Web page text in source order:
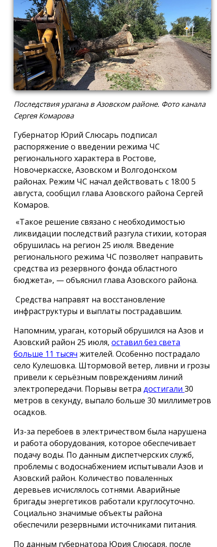
Последствия урагана в Азовском районе. Фото канала
Сергея Комарова
Губернатор Юрий Слюсарь подписал
распоряжение о введении режима ЧС
регионального характера в Ростове,
Новочеркасске, Азовском и Волгодонском
районах. Режим ЧС начал действовать с 18:00 5
августа, сообщил глава Азовского района Сергей
Комаров.
«Такое решение связано с необходимостью
ликвидации последствий разгула стихии, которая
обрушилась на регион 25 июля. Введение
регионального режима ЧС позволяет направить
средства из резервного фонда областного
бюджета», — объяснил глава Азовского района.
Средства направят на восстановление
инфраструктуры и выплаты пострадавшим.
Напомним, ураган, который обрушился на Азов и
Азовский район 25 июля, оставил без света
больше 11 тысяч жителей. Особенно пострадало
село Кулешовка. Штормовой ветер, ливни и грозы
привели к серьёзным повреждениям линий
электропередачи. Порывы ветра достигали 30
метров в секунду, выпало больше 30 миллиметров
осадков.
Из-за перебоев в электричеством была нарушена
и работа оборудования, которое обеспечивает
подачу воды. По данным диспетчерских служб,
проблемы с водоснабжением испытывали Азов и
Азовский район. Количество поваленных
деревьев исчислялось сотнями. Аварийные
бригады энергетиков работали круглосуточно.
Социально значимые объекты района
обеспечили резервными источниками питания.
По данным губернатора Юрия Слюсаря, после